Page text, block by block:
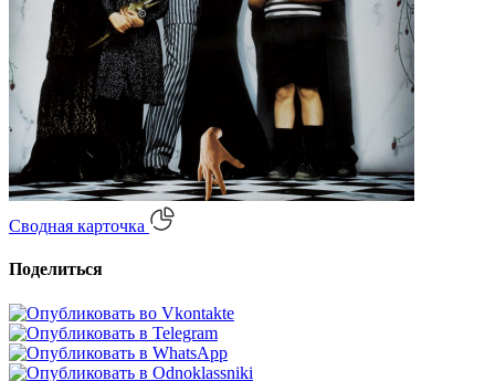
Сводная карточка
Поделиться